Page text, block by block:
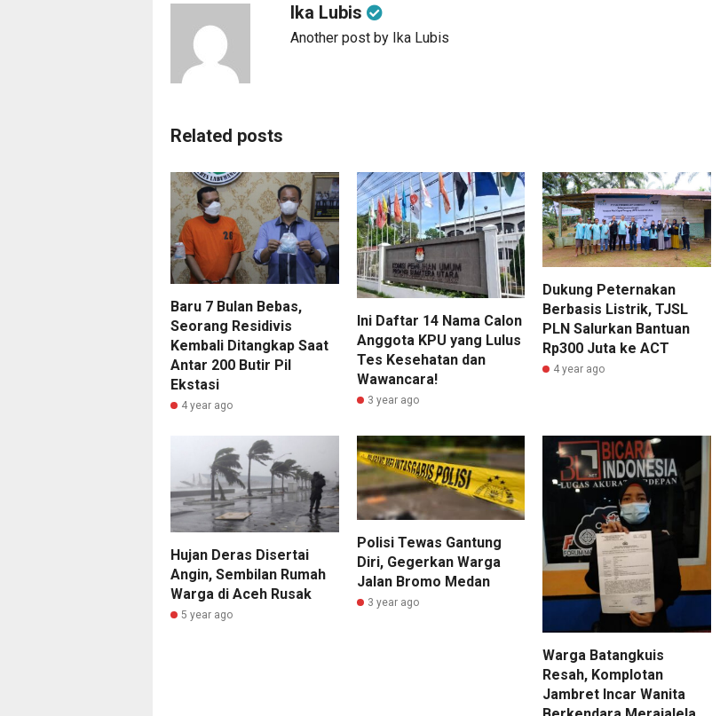
Ika Lubis
Another post by Ika Lubis
Related posts
Baru 7 Bulan Bebas,
Seorang Residivis
Kembali Ditangkap Saat
Antar 200 Butir Pil
Ekstasi
4 year ago
Ini Daftar 14 Nama Calon
Anggota KPU yang Lulus
Tes Kesehatan dan
Wawancara!
3 year ago
Dukung Peternakan
Berbasis Listrik, TJSL
PLN Salurkan Bantuan
Rp300 Juta ke ACT
4 year ago
Hujan Deras Disertai
Angin, Sembilan Rumah
Warga di Aceh Rusak
5 year ago
Polisi Tewas Gantung
Diri, Gegerkan Warga
Jalan Bromo Medan
3 year ago
Warga Batangkuis
Resah, Komplotan
Jambret Incar Wanita